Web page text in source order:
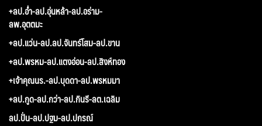
+ลป.อ่ำ-ลป.อุ่นหล้า-ลป.อร่าม-
ลพ.อุตตมะ
+ลป.แว่น-ลป.ลป.จันทร์โสม-ลป.ขาน
+ลป.พรหม-ลป.แตงอ่อน-ลป.สิงห์ทอง
+เจ้าคุณนร.-ลป.บุดดา-ลป.พรหมมา
+ลป.กูด-ลป.กว่า-ลป.กินรี-ลต.เฉลิม
ลป.ปั่น-ลป.ปฐม-ลป.ปกรณ์